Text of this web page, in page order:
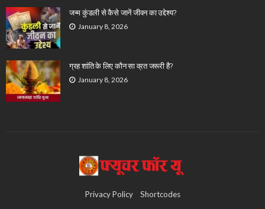
जन्म कुंडली से कैसे जानें जीवन का उद्देश्य?
January 8, 2026
ग्रह शांति के लिए कौन सा व्रत जरूरी है?
January 8, 2026
Privacy Policy Shortcodes